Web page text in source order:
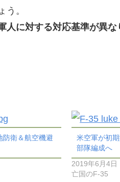
う。
人に対する対応基準が異な
防衛＆航空機避
米空軍が初
部隊編成へ
2019年6月4日
亡国のF-35